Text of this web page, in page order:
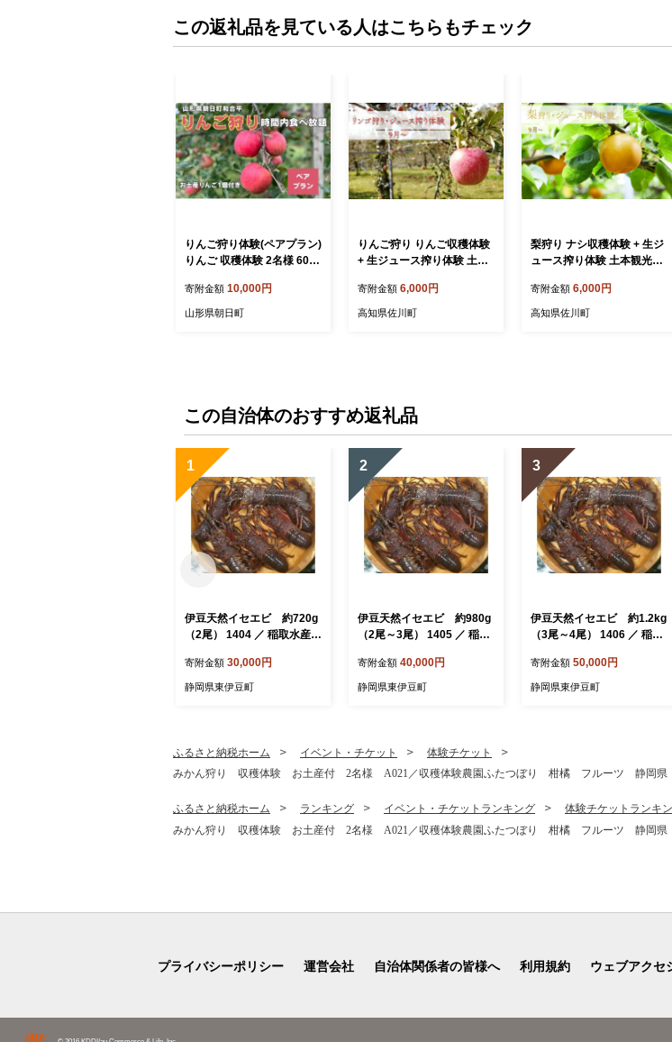
この返礼品を見ている人はこちらもチェック
りんご狩り体験(ペアプラン)
りんご 収穫体験 2名様 60分
朝日町
寄附金額 10,000円
山形県朝日町
りんご狩り りんご収穫体験
+ 生ジュース搾り体験 土本
果物狩り
寄附金額 6,000円
高知県佐川町
梨狩り ナシ収穫体験 + 生ジ
ュース搾り体験 土本観光果
り
寄附金額 6,000円
高知県佐川町
この自治体のおすすめ返礼品
1
伊豆天然イセエビ 約720g
（2尾） 1404 ／ 稲取水産
町
寄附金額 30,000円
静岡県東伊豆町
2
伊豆天然イセエビ 約980g
（2尾～3尾） 1405 ／ 稲取
伊豆町
寄附金額 40,000円
静岡県東伊豆町
3
伊豆天然イセエビ 約1.2kg
（3尾～4尾） 1406 ／ 稲取
伊豆町
寄附金額 50,000円
静岡県東伊豆町
ふるさと納税ホーム イベント・チケット
体験チケット
みかん狩り 収穫体験 お土産付 2名様 A021／収穫体験農園ふたつぼり 柑橘 フルーツ 静岡
ふるさと納税ホーム ランキング イベント・チケットランキング
体験チケットランキ
みかん狩り 収穫体験 お土産付 2名様 A021／収穫体験農園ふたつぼり 柑橘 フルーツ 静岡
プライバシーポリシー 運営会社 自治体関係者の皆様へ 利用規約 ウェブアクセ